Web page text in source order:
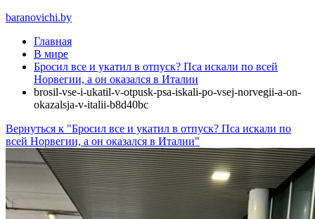
baranovichi.by
Главная
В мире
Бросил все и укатил в отпуск? Пса искали по всей
Норвегии, а он оказался в Италии
brosil-vse-i-ukatil-v-otpusk-psa-iskali-po-vsej-norvegii-a-on-
okazalsja-v-italii-b8d40bc
Вернуться к "Бросил все и укатил в отпуск? Пса искали по
всей Норвегии, а он оказался в Италии"